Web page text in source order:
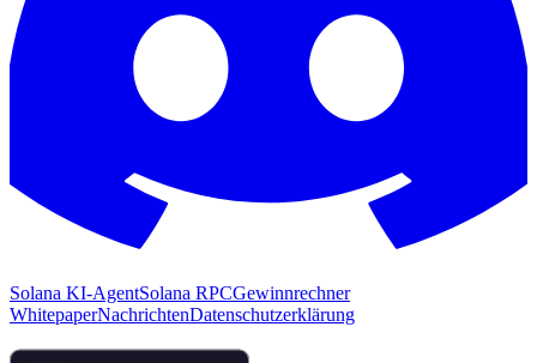
Solana KI-AgentSolana RPCGewinnrechner
WhitepaperNachrichtenDatenschutzerklärung